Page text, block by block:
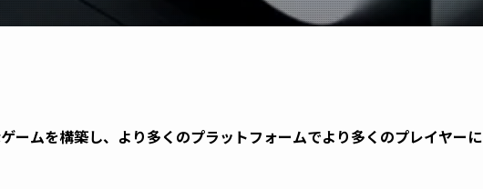
ームを構築し、より多くのプラットフォームでより多くのプレイヤーに